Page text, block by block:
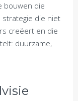
bouwen die
strategie die niet
creëert en die
duurzame,